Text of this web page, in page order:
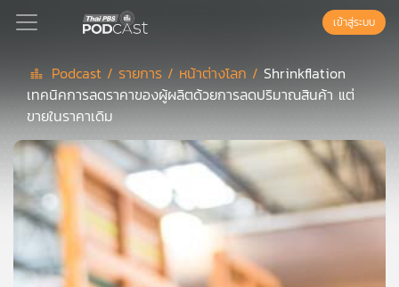
Podcast
ลิ
สต์
แนะนำ
เข้าสู่ระบบ
Podcast / รายการ / หน้าต่างโลก / Shrinkflation
เทคนิคการลดราคาของผู้ผลิตด้วยการลดปริมาณสินค้า แต่
ขายในราคาเดิม